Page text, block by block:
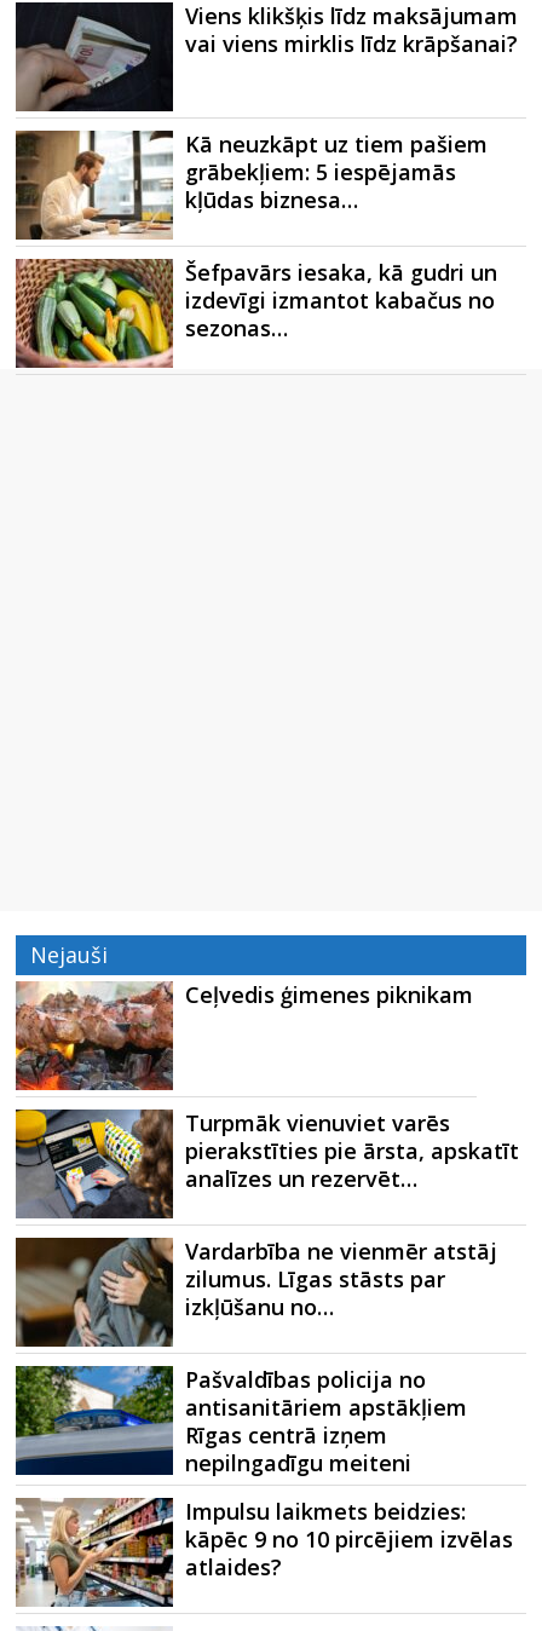
Viens klikšķis līdz maksājumam
vai viens mirklis līdz krāpšanai?
Kā neuzkāpt uz tiem pašiem
grābekļiem: 5 iespējamās
kļūdas biznesa…
Šefpavārs iesaka, kā gudri un
izdevīgi izmantot kabačus no
sezonas…
Nejauši
Ceļvedis ģimenes piknikam
Turpmāk vienuviet varēs
pierakstīties pie ārsta, apskatīt
analīzes un rezervēt…
Vardarbība ne vienmēr atstāj
zilumus. Līgas stāsts par
izkļūšanu no…
Pašvaldības policija no
antisanitāriem apstākļiem
Rīgas centrā izņem
nepilngadīgu meiteni
Impulsu laikmets beidzies:
kāpēc 9 no 10 pircējiem izvēlas
atlaides?